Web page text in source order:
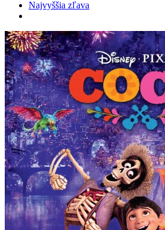
Najvyššia zľava